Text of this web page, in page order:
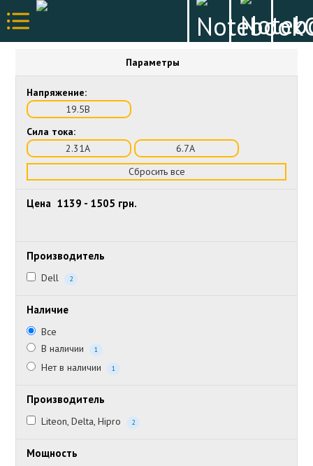
Параметры
Напряжение:
19.5В
Сила тока:
2.31А
6.7А
Сбросить все
Цена 1139 - 1505 грн.
Производитель
Dell 2
Наличие
Все
В наличии
1
Нет в наличии 1
Производитель
Liteon, Delta, Hipro 2
Мощность